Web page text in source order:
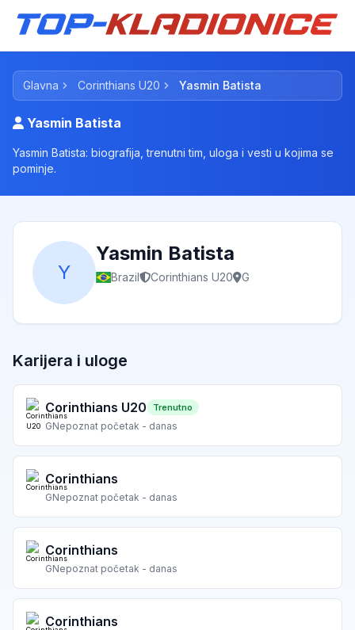
Glavna Corinthians U20 Yasmin Batista
Yasmin Batista
Yasmin Batista: biografija, trenutni tim, uloga i vesti u kojima se
pominje.
Y
Yasmin Batista
Brazil Corinthians U20 G
Karijera i uloge
Corinthians U20 Trenutno
GNepoznat početak - danas
Corinthians
GNepoznat početak - danas
Corinthians
GNepoznat početak - danas
Corinthians